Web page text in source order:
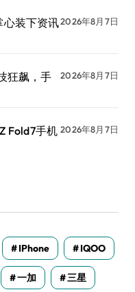
心装下资讯2026年8月7日
狂飙，手
2026年8月7日
Fold7手机 2026年8月7日
IPhone IQOO
一加 三星